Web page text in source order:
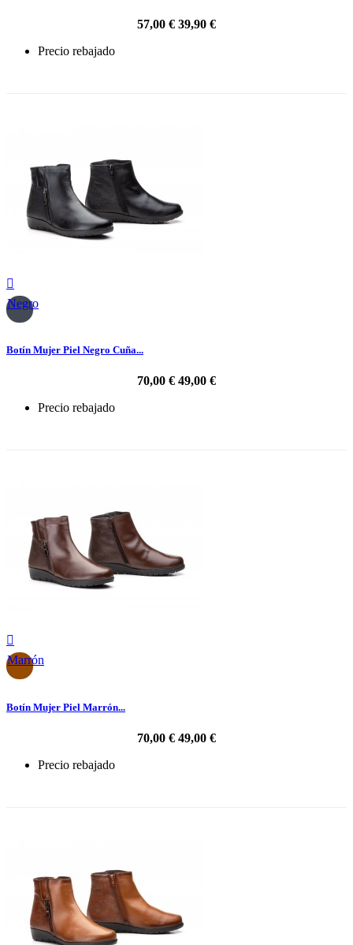
57,00 € 39,90 €
Precio rebajado

Negro
Botín Mujer Piel Negro Cuña...
70,00 € 49,00 €
Precio rebajado

Marrón
Botín Mujer Piel Marrón...
70,00 € 49,00 €
Precio rebajado